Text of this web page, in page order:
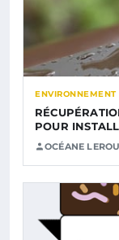
ENVIRONNEMENT
POUR
OCÉANE